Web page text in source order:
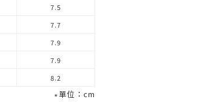
7.5
7.7
7.9
7.9
8.2
∗單位：cm